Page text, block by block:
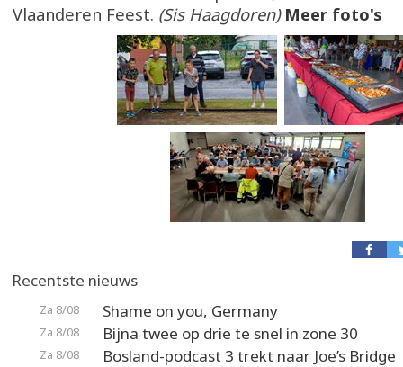
Vlaanderen Feest. (Sis Haagdoren) Meer foto's
Recentste nieuws
Za 8/08 Shame on you, Germany
Za 8/08 Bijna twee op drie te snel in zone 30
Za 8/08 Bosland-podcast 3 trekt naar Joe’s Bridge